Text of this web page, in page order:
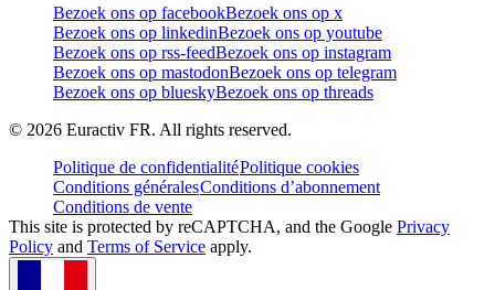
Bezoek ons op facebookBezoek ons op x
Bezoek ons op linkedinBezoek ons op youtube
Bezoek ons op rss-feedBezoek ons op instagram
Bezoek ons op mastodonBezoek ons op telegram
Bezoek ons op blueskyBezoek ons op threads
© 2026 Euractiv FR. All rights reserved.
Politique de confidentialitéPolitique cookies
Conditions généralesConditions d’abonnement
Conditions de vente
This site is protected by reCAPTCHA, and the Google Privacy
Policy and Terms of Service apply.